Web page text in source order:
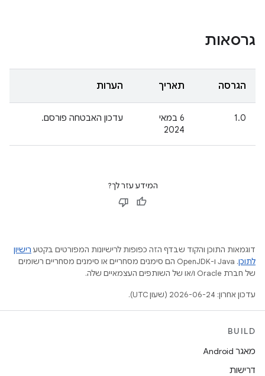
גרסאות
הגרסה תאריך הערות
1.0
‫6 במאי
2024
עדכון האבטחה פורסם.
המידע עזר לך?
דוגמאות התוכן והקוד שבדף הזה כפופות לרישיונות המפורטים בקטע רישיון
לתוכן
.‏ Java ו-OpenJDK הם סימנים מסחריים או סימנים מסחריים רשומים
של חברת Oracle ו/או של השותפים העצמאיים שלה.
עדכון אחרון: 2026-06-24 (שעון UTC).
BUILD
מאגר Android
דרישות